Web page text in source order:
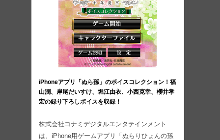
iPhoneアプリ「ぬら孫」のボイスコレクション！福
山潤、岸尾だいすけ、堀江由衣、小西克幸、櫻井孝
宏の録り下ろしボイスを収録！
株式会社コナミデジタルエンタテインメント
は、iPhone用ゲームアプリ「ぬらりひょんの孫